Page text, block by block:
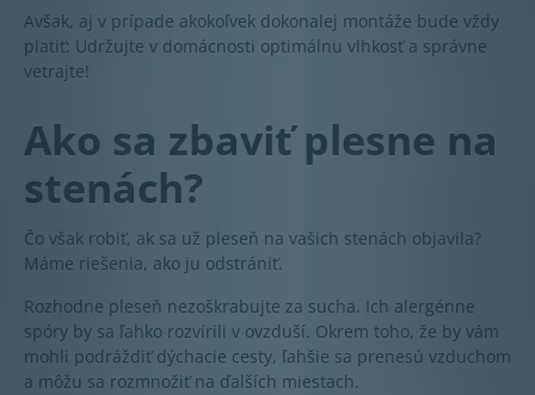
Avšak, aj v prípade akokoľvek dokonalej montáže bude vždy
platiť: Udržujte v domácnosti optimálnu vlhkosť a správne
vetrajte!
Ako sa zbaviť plesne na
stenách?
Čo však robiť, ak sa už pleseň na vašich stenách objavila?
Máme riešenia, ako ju odstrániť.
Rozhodne pleseň nezoškrabujte za sucha. Ich alergénne
spóry by sa ľahko rozvírili v ovzduší. Okrem toho, že by vám
mohli podráždiť dýchacie cesty, ľahšie sa prenesú vzduchom
a môžu sa rozmnožiť na ďalších miestach.